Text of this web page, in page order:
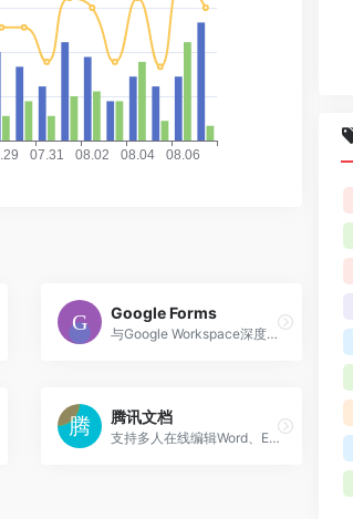
Google Forms
与Google Workspace深度集成的在线表单调研工具
腾讯文档
支持多人在线编辑Word、Excel和PPT的云端协作办公平台